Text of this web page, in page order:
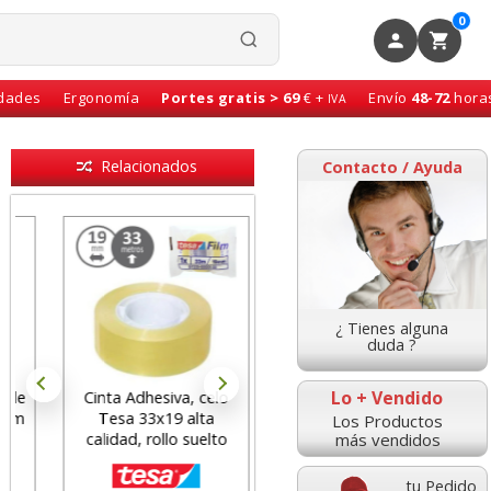
0
Ergonomía Portes gratis > 69€ + IVA Envío 48-72
Contacto / Ayuda
¿ Tienes alguna
duda ?
Lo + Vendido
Los Productos
más vendidos
tu Pedido
Relacionados
Cinta Adhesiva, celo
Tesa 33x19 alta
calidad, rollo suelto
Celo Scotch Magic
Invisible Eco Reciclada
33x19 Pack 9